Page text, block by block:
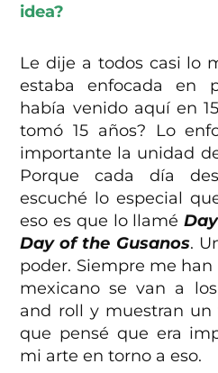
idea?
Le dije a todos casi lo
estaba enfocada en
había venido aquí en
tomó 15 años? Lo
importante la unidad
Porque cada día
escuché lo especial
eso es que lo llamé
Day of the Gusanos.
poder. Siempre me
mexicano se van a
and roll y muestran un
que pensé que era
mi arte en torno a eso.